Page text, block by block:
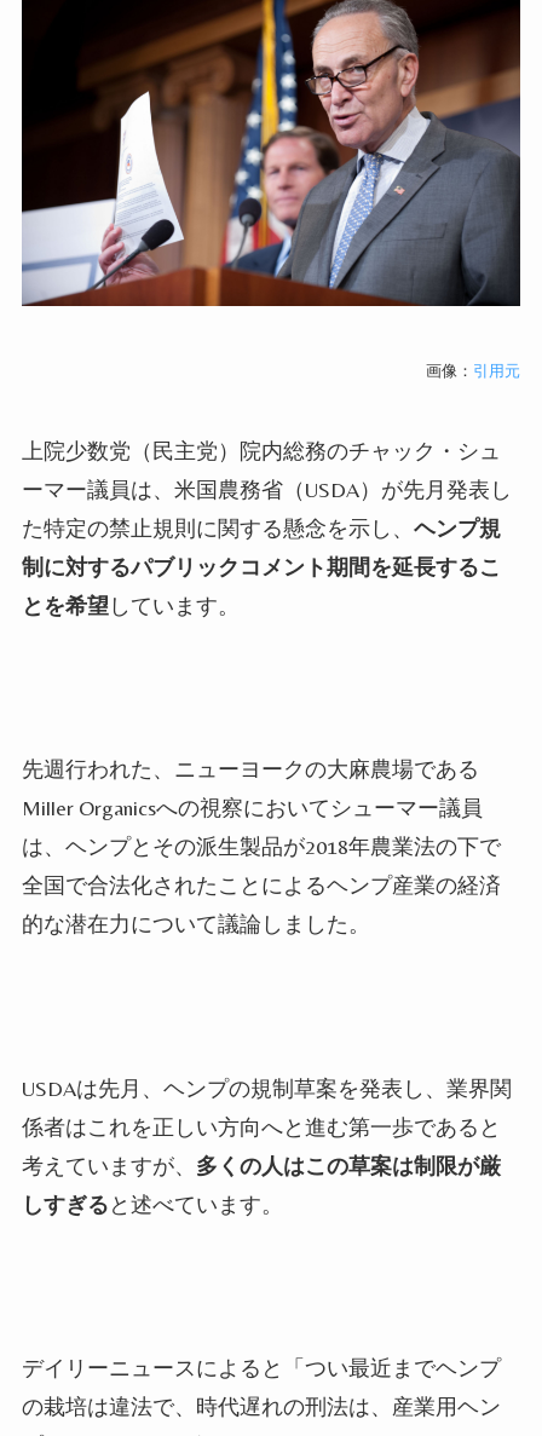
画像： 引用元
上院少数党（民主党）院内総務のチャック・シュ
ーマー議員は、米国農務省（USDA）が先月発表し
た特定の禁止規則に関する懸念を示し、 ヘンプ規
制に対するパブリックコメント期間を延長するこ
とを希望 しています。
先週行われた、ニューヨークの大麻農場である
Miller Organicsへの視察においてシューマー議員
は、ヘンプとその派生製品が2018年農業法の下で
全国で合法化されたことによるヘンプ産業の経済
的な潜在力について議論しました。
USDAは先月、ヘンプの規制草案を発表し、業界関
係者はこれを正しい方向へと進む第一歩であると
考えていますが、 多くの人はこの草案は制限が厳
しすぎると述べています。
デイリーニュースによると「つい最近までヘンプ
の栽培は違法で、時代遅れの刑法は、産業用ヘン